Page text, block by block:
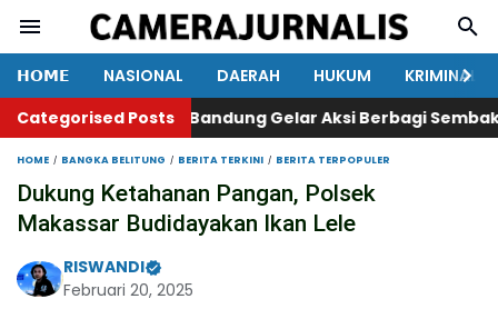
𝗛𝗢𝗠𝗘 NASIONAL DAERAH HUKUM
KRIMINAL
Categorised Posts
234SC Kota Bandung Gelar Aksi Berbagi Sembako
HOME BANGKA BELITUNG BERITA TERKINI BERITA TERPOPULER
Dukung Ketahanan Pangan, Polsek
Makassar Budidayakan Ikan Lele
RISWANDI
Februari 20, 2025